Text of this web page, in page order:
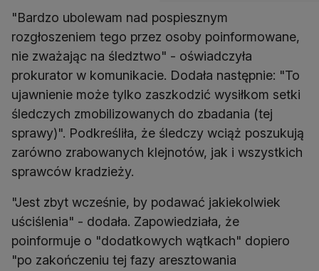
"Bardzo ubolewam nad pospiesznym
rozgłoszeniem tego przez osoby poinformowane,
nie zważając na śledztwo" - oświadczyła
prokurator w komunikacie. Dodała następnie: "To
ujawnienie może tylko zaszkodzić wysiłkom setki
śledczych zmobilizowanych do zbadania (tej
sprawy)". Podkreśliła, że śledczy wciąż poszukują
zarówno zrabowanych klejnotów, jak i wszystkich
sprawców kradzieży.
"Jest zbyt wcześnie, by podawać jakiekolwiek
uściślenia" - dodała. Zapowiedziała, że
poinformuje o "dodatkowych wątkach" dopiero
"po zakończeniu tej fazy aresztowania